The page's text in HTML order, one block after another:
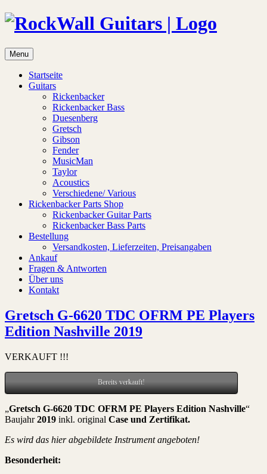
Menu
Startseite
Guitars
Rickenbacker
Rickenbacker Bass
Duesenberg
Gretsch
Gibson
Fender
MusicMan
Taylor
Acoustics
Verschiedene/ Various
Rickenbacker Parts Shop
Rickenbacker Guitar Parts
Rickenbacker Bass Parts
Bestellung
Versandkosten, Lieferzeiten, Preisangaben
Ankauf
Fragen & Antworten
Über uns
Kontakt
Gretsch G-6620 TDC OFRM PE Players
Edition Nashville 2019
VERKAUFT !!!
Bereits verkauft!
„Gretsch G-6620 TDC OFRM PE Players Edition Nashville“
Baujahr2019 inkl. original Case und Zertifikat.
Es wird das hier abgebildete Instrument angeboten!
Besonderheit: